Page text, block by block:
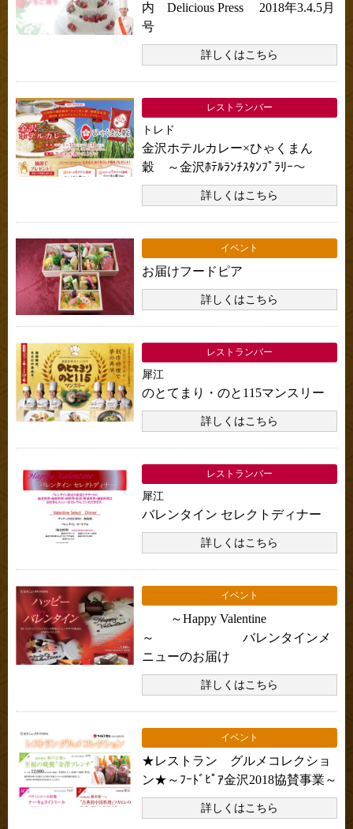
内 Delicious Press 2018年3.4.5月
号
詳しくはこちら
レストランバー
トレド
金沢ホテルカレー×ひゃくまん
穀 ～金沢ﾎﾃﾙﾗﾝﾁｽﾀﾝﾌﾟﾗﾘｰ～
詳しくはこちら
イベント
お届けフードピア
詳しくはこちら
レストランバー
犀江
のとてまり・のと115マンスリー
詳しくはこちら
レストランバー
犀江
バレンタイン セレクトディナー
詳しくはこちら
イベント
～Happy Valentine
～ バレンタインメ
ニューのお届け
詳しくはこちら
イベント
★レストラン グルメコレクショ
ン★～ﾌｰﾄﾞﾋﾟｱ金沢2018協賛事業～
詳しくはこちら